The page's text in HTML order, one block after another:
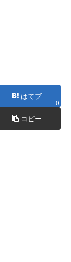
はてブ
0
コピー